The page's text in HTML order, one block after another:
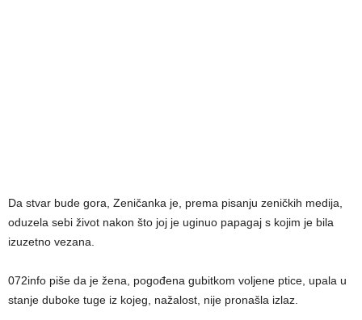
Da stvar bude gora, Zeničanka je, prema pisanju zeničkih medija,
oduzela sebi život nakon što joj je uginuo papagaj s kojim je bila
izuzetno vezana.
072info piše da je žena, pogođena gubitkom voljene ptice, upala u
stanje duboke tuge iz kojeg, nažalost, nije pronašla izlaz.